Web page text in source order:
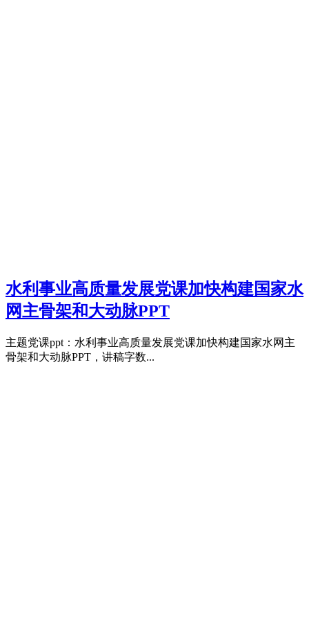
水利事业高质量发展党课加快构建国家水
网主骨架和大动脉PPT
主题党课ppt：水利事业高质量发展党课加快构建国家水网主
骨架和大动脉PPT，讲稿字数...